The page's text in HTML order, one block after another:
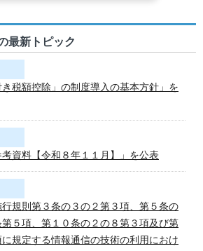
最新トピック
税額控除」の制度導入の基本方針」を
資料【令和８年１１月】」を公表
規則第３条の３の２第３項、第５条の
５項、第１０条の２の８第３項及び第
規定する情報通信の技術の利用におけ